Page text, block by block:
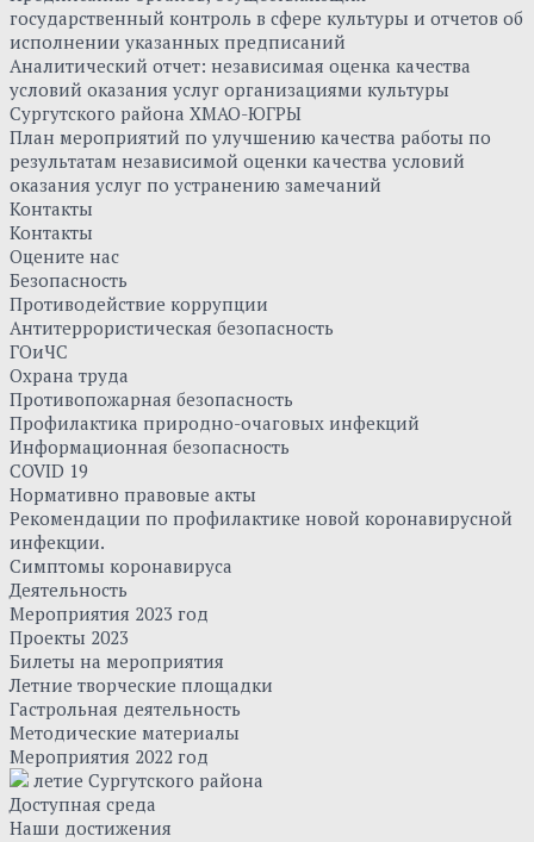
государственный контроль в сфере культуры и отчетов об
исполнении указанных предписаний
Аналитический отчет: независимая оценка качества
условий оказания услуг организациями культуры
Сургутского района ХМАО-ЮГРЫ
План мероприятий по улучшению качества работы по
результатам независимой оценки качества условий
оказания услуг по устранению замечаний
Контакты
Контакты
Оцените нас
Безопасность
Противодействие коррупции
Антитеррористическая безопасность
ГОиЧС
Охрана труда
Противопожарная безопасность
Профилактика природно-очаговых инфекций
Информационная безопасность
COVID 19
Нормативно правовые акты
Рекомендации по профилактике новой коронавирусной
инфекции.
Симптомы коронавируса
Деятельность
Мероприятия 2023 год
Проекты 2023
Билеты на мероприятия
Летние творческие площадки
Гастрольная деятельность
Методические материалы
Мероприятия 2022 год
летие Сургутского района
Доступная среда
Наши достижения